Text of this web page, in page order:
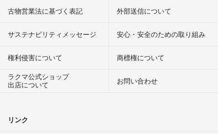
古物営業法に基づく表記 外部送信について
サステナビリティメッセージ 安心・安全のための取り組み
権利侵害について
商標権について
ラクマ公式ショップ
出店について
お問い合わせ
リンク